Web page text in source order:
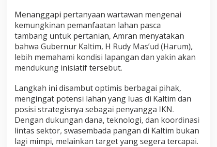
Menanggapi pertanyaan wartawan mengenai
kemungkinan pemanfaatan lahan pasca
tambang untuk pertanian, Amran menyatakan
bahwa Gubernur Kaltim, H Rudy Mas’ud (Harum),
lebih memahami kondisi lapangan dan yakin akan
mendukung inisiatiftersebut.
Langkah ini disambutoptimis berbagai pihak,
mengingat potensi lahan yang luas di Kaltim dan
posisi strategisnya sebagai penyangga IKN.
Dengan dukungan dana, teknologi, dan koordinasi
lintas sektor, swasembada pangan di Kaltim bukan
lagi mimpi, melainkan targetyangsegera tercapai.